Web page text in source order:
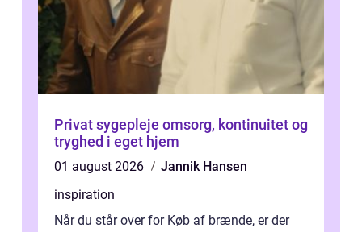
Privat sygepleje omsorg, kontinuitet og
tryghed i eget hjem
01 august 2026
Jannik Hansen
inspiration
Når du står over for Køb af brænde, er der